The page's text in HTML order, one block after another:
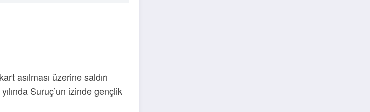
asılması üzerine saldırı
Suruç’un izinde gençlik